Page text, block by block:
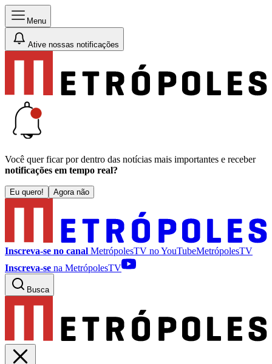
Menu
Ative nossas notificações
Você quer ficar por dentro das notícias mais importantes e receber
notificações em tempo real?
Eu quero! Agora não
Inscreva-se no canal MetrópolesTV noYouTubeMetrópolesTV
Inscreva-se na MetrópolesTV
Busca